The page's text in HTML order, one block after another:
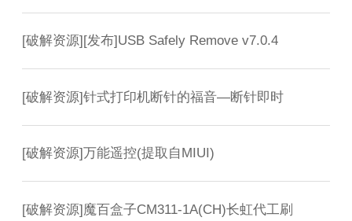
[破解资源] [发布]USB Safely Remove v7.0.4
[破解资源]针式打印机断针的福音—断针即时
[破解资源]万能遥控(提取自MIUI)
[破解资源]魔百盒子CM311-1A(CH)长虹代工刷